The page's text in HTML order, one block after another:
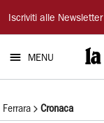
La
Nuova
Ferrara
Iscriviti alle Newsletter
MENU
Ferrara Cronaca